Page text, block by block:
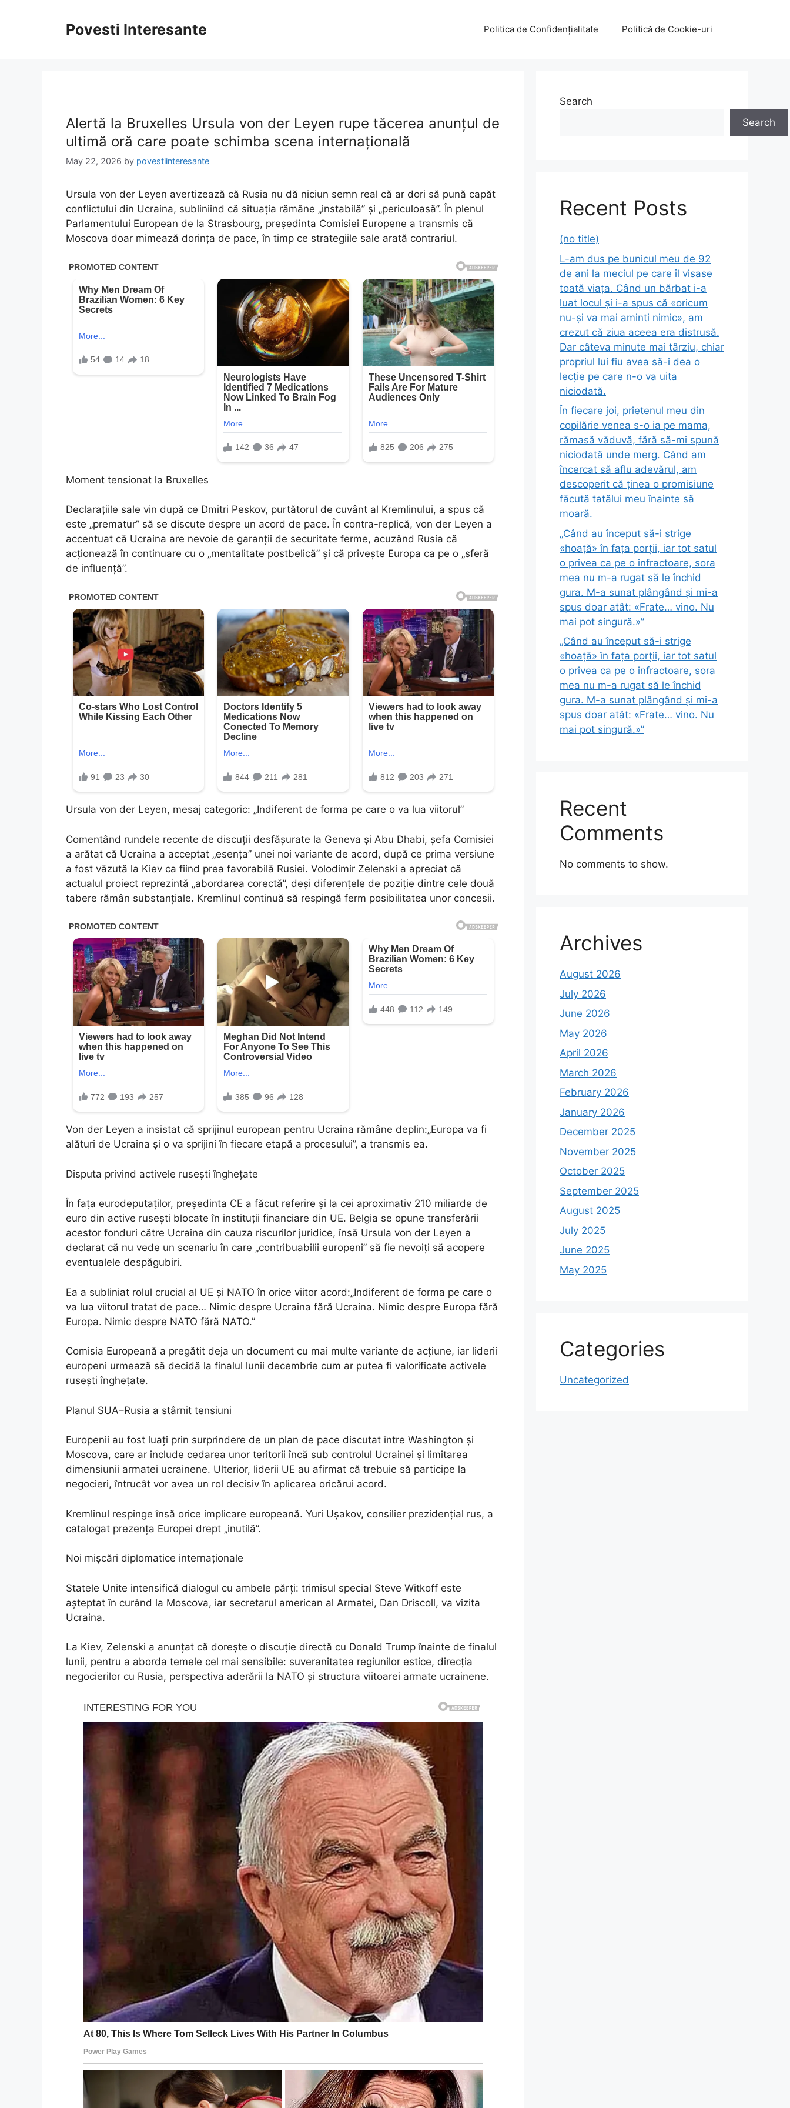
Povesti Interesante Politica de Confidențialitate Politică de Cookie-uri
Alertă la Bruxelles Ursula von der Leyen rupe tăcerea anunțul de
ultimă oră care poate schimba scena internațională
May 22, 2026 by povestiinteresante
Ursula von der Leyen avertizează că Rusia nu dă niciun semn real că ar dori să pună capăt
conflictului din Ucraina, subliniind că situația rămâne „instabilă” și „periculoasă”. În plenul
Parlamentului European de la Strasbourg, președinta Comisiei Europene a transmis că
Moscova doar mimează dorința de pace, în timp ce strategiile sale arată contrariul.
Moment tensionat la Bruxelles
Declarațiile sale vin după ce Dmitri Peskov, purtătorul de cuvânt al Kremlinului, a spus că
este „prematur” să se discute despre un acord de pace. În contra-replică, von der Leyen a
accentuat că Ucraina are nevoie de garanții de securitate ferme, acuzând Rusia că
acționează în continuare cu o „mentalitate postbelică” și că privește Europa ca pe o „sferă
de influență”.
Ursula von der Leyen, mesaj categoric: „Indiferent de forma pe care o va lua viitorul”
Comentând rundele recente de discuții desfășurate la Geneva și Abu Dhabi, șefa Comisiei
a arătat că Ucraina a acceptat „esența” unei noi variante de acord, după ce prima versiune
a fost văzută la Kiev ca fiind prea favorabilă Rusiei. Volodimir Zelenski a apreciat că
actualul proiect reprezintă „abordarea corectă”, deși diferențele de poziție dintre cele două
tabere rămân substanțiale. Kremlinul continuă să respingă ferm posibilitatea unor concesii.
Von der Leyen a insistat că sprijinul european pentru Ucraina rămâne deplin:„Europa va fi
alături de Ucraina și o va sprijini în fiecare etapă a procesului”, a transmis ea.
Disputa privind activele rusești înghețate
În fața eurodeputaților, președinta CE a făcut referire și la cei aproximativ 210 miliarde de
euro din active rusești blocate în instituții financiare din UE. Belgia se opune transferării
acestor fonduri către Ucraina din cauza riscurilor juridice, însă Ursula von der Leyen a
declarat că nu vede un scenariu în care „contribuabilii europeni” să fie nevoiți să acopere
eventualele despăgubiri.
Ea a subliniat rolul crucial al UE și NATO în orice viitor acord:„Indiferent de forma pe care o
va lua viitorul tratat de pace… Nimic despre Ucraina fără Ucraina. Nimic despre Europa fără
Europa. Nimic despre NATO fără NATO.”
Comisia Europeană a pregătit deja un document cu mai multe variante de acțiune, iar liderii
europeni urmează să decidă la finalul lunii decembrie cum ar putea fi valorificate activele
rusești înghețate.
Planul SUA–Rusia a stârnit tensiuni
Europenii au fost luați prin surprindere de un plan de pace discutat între Washington și
Moscova, care ar include cedarea unor teritorii încă sub controlul Ucrainei și limitarea
dimensiunii armatei ucrainene. Ulterior, liderii UE au afirmat că trebuie să participe la
negocieri, întrucât vor avea un rol decisiv în aplicarea oricărui acord.
Kremlinul respinge însă orice implicare europeană. Yuri Ușakov, consilier prezidențial rus, a
catalogat prezența Europei drept „inutilă”.
Noi mișcări diplomatice internaționale
Statele Unite intensifică dialogul cu ambele părți: trimisul special Steve Witkoff este
așteptat în curând la Moscova, iar secretarul american al Armatei, Dan Driscoll, va vizita
Ucraina.
La Kiev, Zelenski a anunțat că dorește o discuție directă cu Donald Trump înainte de finalul
lunii, pentru a aborda temele cel mai sensibile: suveranitatea regiunilor estice, direcția
negocierilor cu Rusia, perspectiva aderării la NATO și structura viitoarei armate ucrainene.
Search
Search
Recent Posts
(no title)
L-am dus pe bunicul meu de 92
de ani la meciul pe care îl visase
toată viața. Când un bărbat i-a
luat locul și i-a spus că «oricum
nu-și va mai aminti nimic», am
crezut că ziua aceea era distrusă.
Dar câteva minute mai târziu, chiar
propriul lui fiu avea să-i dea o
lecție pe care n-o va uita
niciodată.
În fiecare joi, prietenul meu din
copilărie venea s-o ia pe mama,
rămasă văduvă, fără să-mi spună
niciodată unde merg. Când am
încercat să aflu adevărul, am
descoperit că ținea o promisiune
făcută tatălui meu înainte să
moară.
„Când au început să-i strige
«hoață» în fața porții, iar tot satul
o privea ca pe o infractoare, sora
mea nu m-a rugat să le închid
gura. M-a sunat plângând și mi-a
spus doar atât: «Frate… vino. Nu
mai pot singură.»”
„Când au început să-i strige
«hoață» în fața porții, iar tot satul
o privea ca pe o infractoare, sora
mea nu m-a rugat să le închid
gura. M-a sunat plângând și mi-a
spus doar atât: «Frate… vino. Nu
mai pot singură.»”
Recent
Comments
No comments to show.
Archives
August 2026
July 2026
June 2026
May 2026
April 2026
March 2026
February 2026
January 2026
December 2025
November 2025
October 2025
September 2025
August 2025
July 2025
June 2025
May 2025
Categories
Uncategorized